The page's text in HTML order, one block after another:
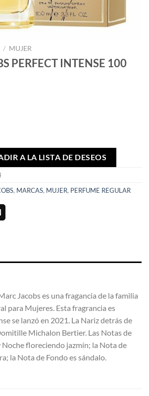
/ MUJER
PERFECT INTENSE 100
A LA LISTA DE DESEOS
, MARCAS, MUJER, PERFUME REGULAR
Jacobs es una fragancia de la familia
para Mujeres. Esta fragrancia es
se lanzó en 2021. La Nariz detrás de
Michalon Bertier. Las Notas de
Noche floreciendo jazmín; la Nota de
la Nota de Fondo es sándalo.